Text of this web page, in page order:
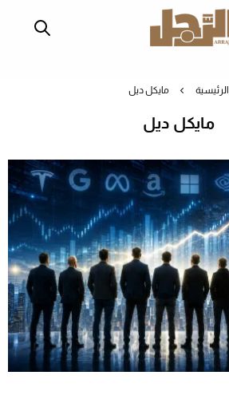
الرئيسية مايكل ديل
مايكل ديل